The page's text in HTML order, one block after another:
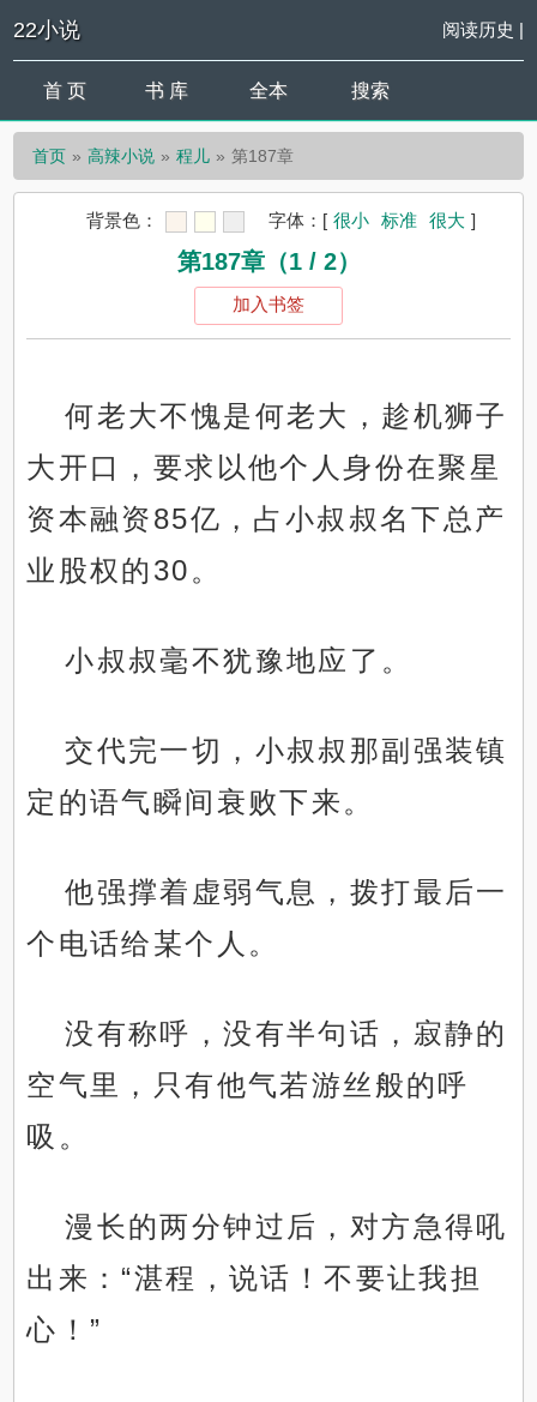
22小说 阅读历史 |
首 页 书 库 全本 搜索
首页 高辣小说 程儿 第187章
背景色： 字体： [ 很小 标准 很大 ]
第187章（1 / 2）
加入书签
何老大不愧是何老大，趁机狮子
大开口，要求以他个人身份在聚星
资本融资85亿，占小叔叔名下总产
业股权的30。
小叔叔毫不犹豫地应了。
交代完一切，小叔叔那副强装镇
定的语气瞬间衰败下来。
他强撑着虚弱气息，拨打最后一
个电话给某个人。
没有称呼，没有半句话，寂静的
空气里，只有他气若游丝般的呼
吸。
漫长的两分钟过后，对方急得吼
出来：“湛程，说话！不要让我担
心！”